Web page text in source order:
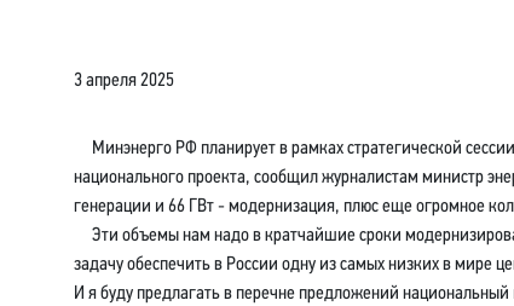
3 апреля 2025
Минэнерго РФ планирует в рамках стратегической
национального проекта, сообщил журналистам министр
генерации и 66 ГВт - модернизация, плюс еще огромное
Эти объемы нам надо в кратчайшие сроки
задачу обеспечить в России одну из самых низких в мире
И я буду предлагать в перечне предложений